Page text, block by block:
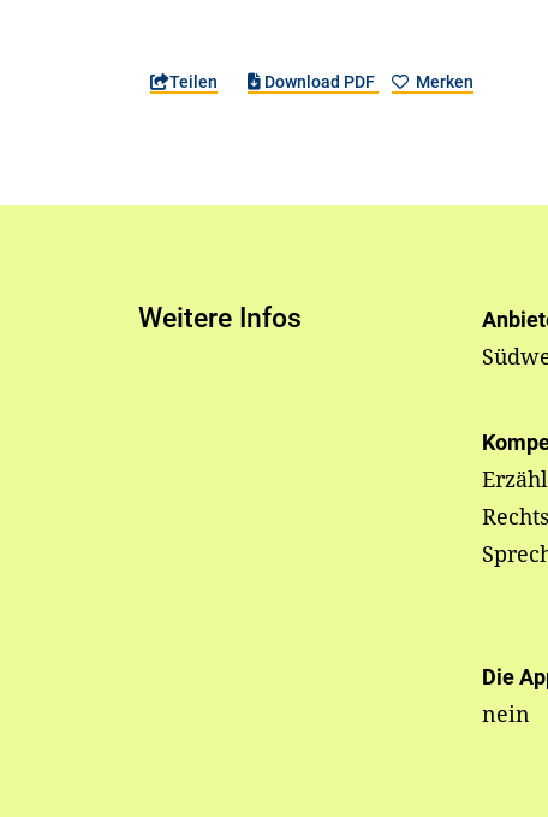
Teilen Download PDF Merken
Weitere Infos
Die
nein